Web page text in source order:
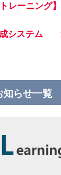
トレーニング
成システム
知らせ一覧